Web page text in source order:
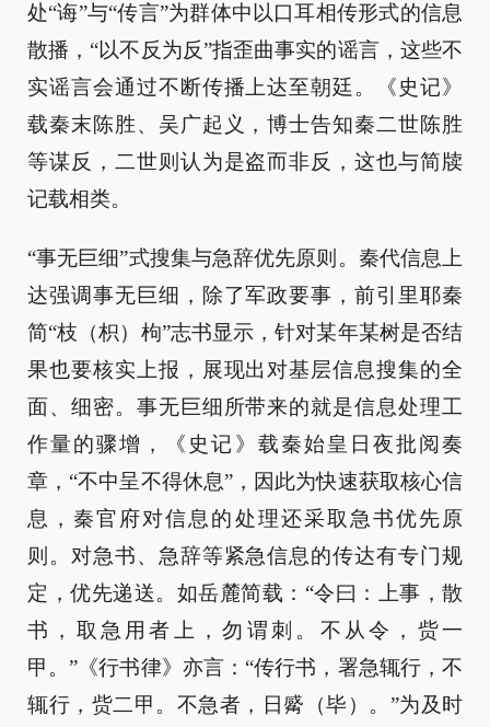
处“诲”与“传言”为群体中以口耳相传形式的信息
散播，“以不反为反”指歪曲事实的谣言，这些不
实谣言会通过不断传播上达至朝廷。《史记》
载秦末陈胜、吴广起义，博士告知秦二世陈胜
等谋反，二世则认为是盗而非反，这也与简牍
记载相类。
“事无巨细”式搜集与急辞优先原则。秦代信息上
达强调事无巨细，除了军政要事，前引里耶秦
简“枝（枳）枸”志书显示，针对某年某树是否结
果也要核实上报，展现出对基层信息搜集的全
面、细密。事无巨细所带来的就是信息处理工
作量的骤增，《史记》载秦始皇日夜批阅奏
章，“不中呈不得休息”，因此为快速获取核心信
息，秦官府对信息的处理还采取急书优先原
则。对急书、急辞等紧急信息的传达有专门规
定，优先递送。如岳麓简载：“令曰：上事，散
书，取急用者上，勿谓刺。不从令，赀一
甲。”《行书律》亦言：“传行书，署急辄行，不
辄行，赀二甲。不急者，日觱（毕）。”为及时